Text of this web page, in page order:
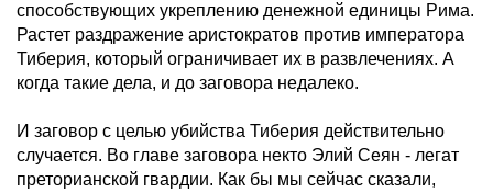
способствующих укреплению денежной единицы Рима.
Растет раздражение аристократов против императора
Тиберия, который ограничивает их в развлечениях. А
когда такие дела, и до заговора недалеко.
И заговор с целью убийства Тиберия действительно
случается. Во главе заговора некто Элий Сеян - легат
преторианской гвардии. Как бы мы сейчас сказали,